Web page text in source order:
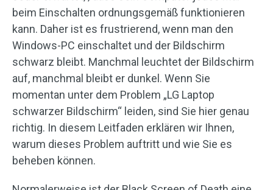
beim Einschalten ordnungsgemäß funktionieren
kann. Daher ist es frustrierend, wenn man den
Windows-PC einschaltet und der Bildschirm
schwarz bleibt. Manchmal leuchtet der Bildschirm
auf, manchmal bleibt er dunkel. Wenn Sie
momentan unter dem Problem „LG Laptop
schwarzer Bildschirm“ leiden, sind Sie hier genau
richtig. In diesem Leitfaden erklären wir Ihnen,
warum dieses Problem auftritt und wie Sie es
beheben können.